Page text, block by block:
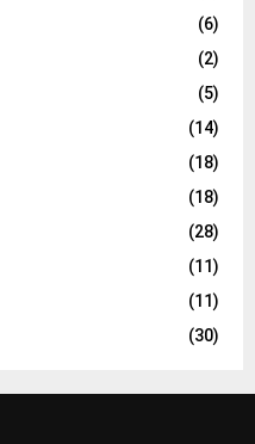
(6)
(2)
(5)
(14)
(18)
(18)
(28)
(11)
(11)
(30)